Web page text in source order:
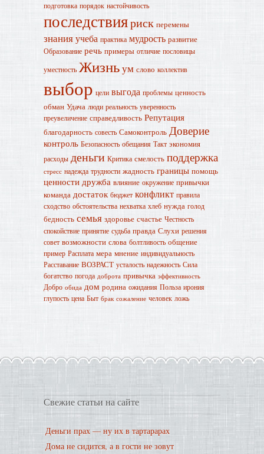
подготовка порядок настойчивость
последствияриск перемены
знанияучеба практика мудрость развитие
Образование речь примеры отличие пословицы
уместность Жизньум слово коллектив
выбор цели выгода проблемы ценность
обман Удача люди реальность уверенность
преувеличение справедливость Репутация
благодарность совесть Самоконтроль Доверие
контроль Безопасность обещания Такт экономия
расходы деньги Критика смелость поддержка
стресс надежда трудности жадность границы помощь
ценности дружба влияние окружение привычки
команда достаток бюджет конфликт правила
сходство обстоятельства нехватка хлеб нужда голод
бедность семья здоровье счастье Честность
спокойствие принятие судьба правда Слухи решения
совет возможности слова болтливость общение
пример Расплата мера мнение индивидуальность
Расставание ВОЗРАСТ усталость надежность Сила
богатство погода доброта привычка эффективность
Добро обида дом родина ожидания Польза ирония
глупость цена Быт брак сожаление человек ложь
Свежие статьи на сайте
Деньги прах — ну их в тартарарах
Дома не сидится, а в гости не зовут